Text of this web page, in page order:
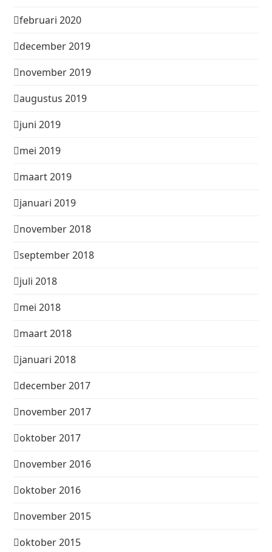
februari 2020
december 2019
november 2019
augustus 2019
juni 2019
mei 2019
maart 2019
januari 2019
november 2018
september 2018
juli 2018
mei 2018
maart 2018
januari 2018
december 2017
november 2017
oktober 2017
november 2016
oktober 2016
november 2015
oktober 2015